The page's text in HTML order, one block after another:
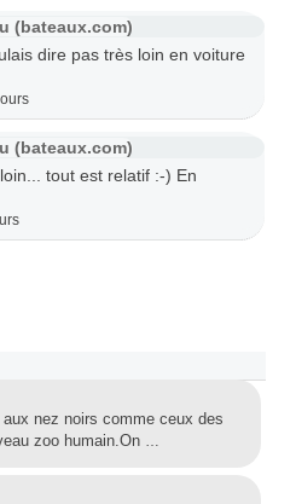
(bateaux.com)
dire pas très loin en voiture
(bateaux.com)
tout est relatif :-) En
nez noirs comme ceux des
zoo humain.On